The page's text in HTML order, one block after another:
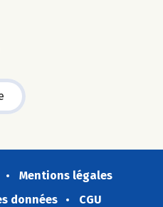
Mentions légales
données
CGU